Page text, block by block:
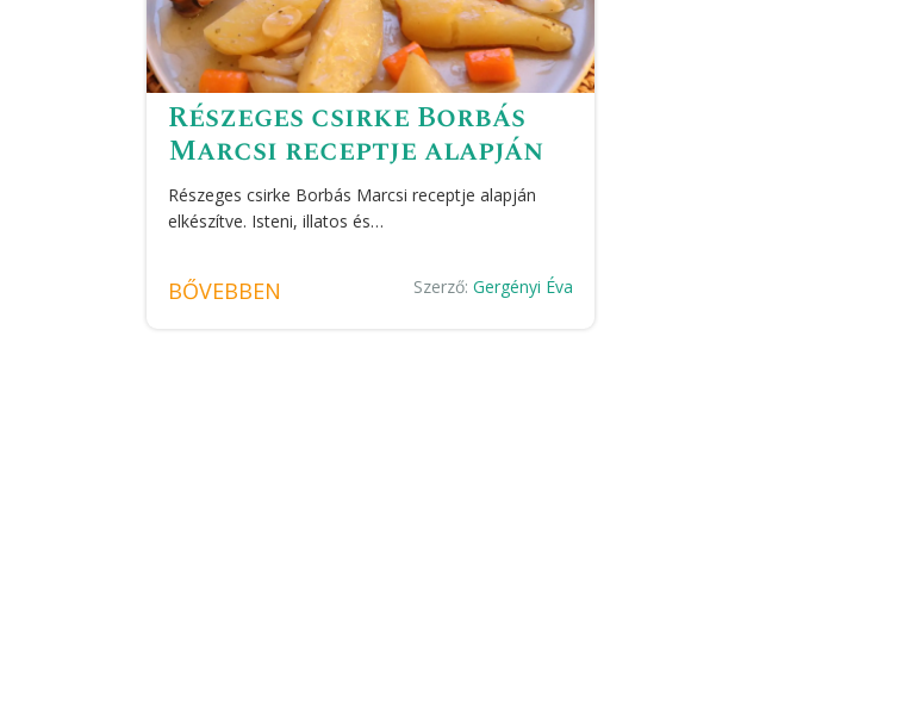
Részeges csirke Borbás
Marcsi receptje alapján
Részeges csirke Borbás Marcsi receptje alapján
elkészítve. Isteni, illatos és…
BŐVEBBEN Szerző: Gergényi Éva